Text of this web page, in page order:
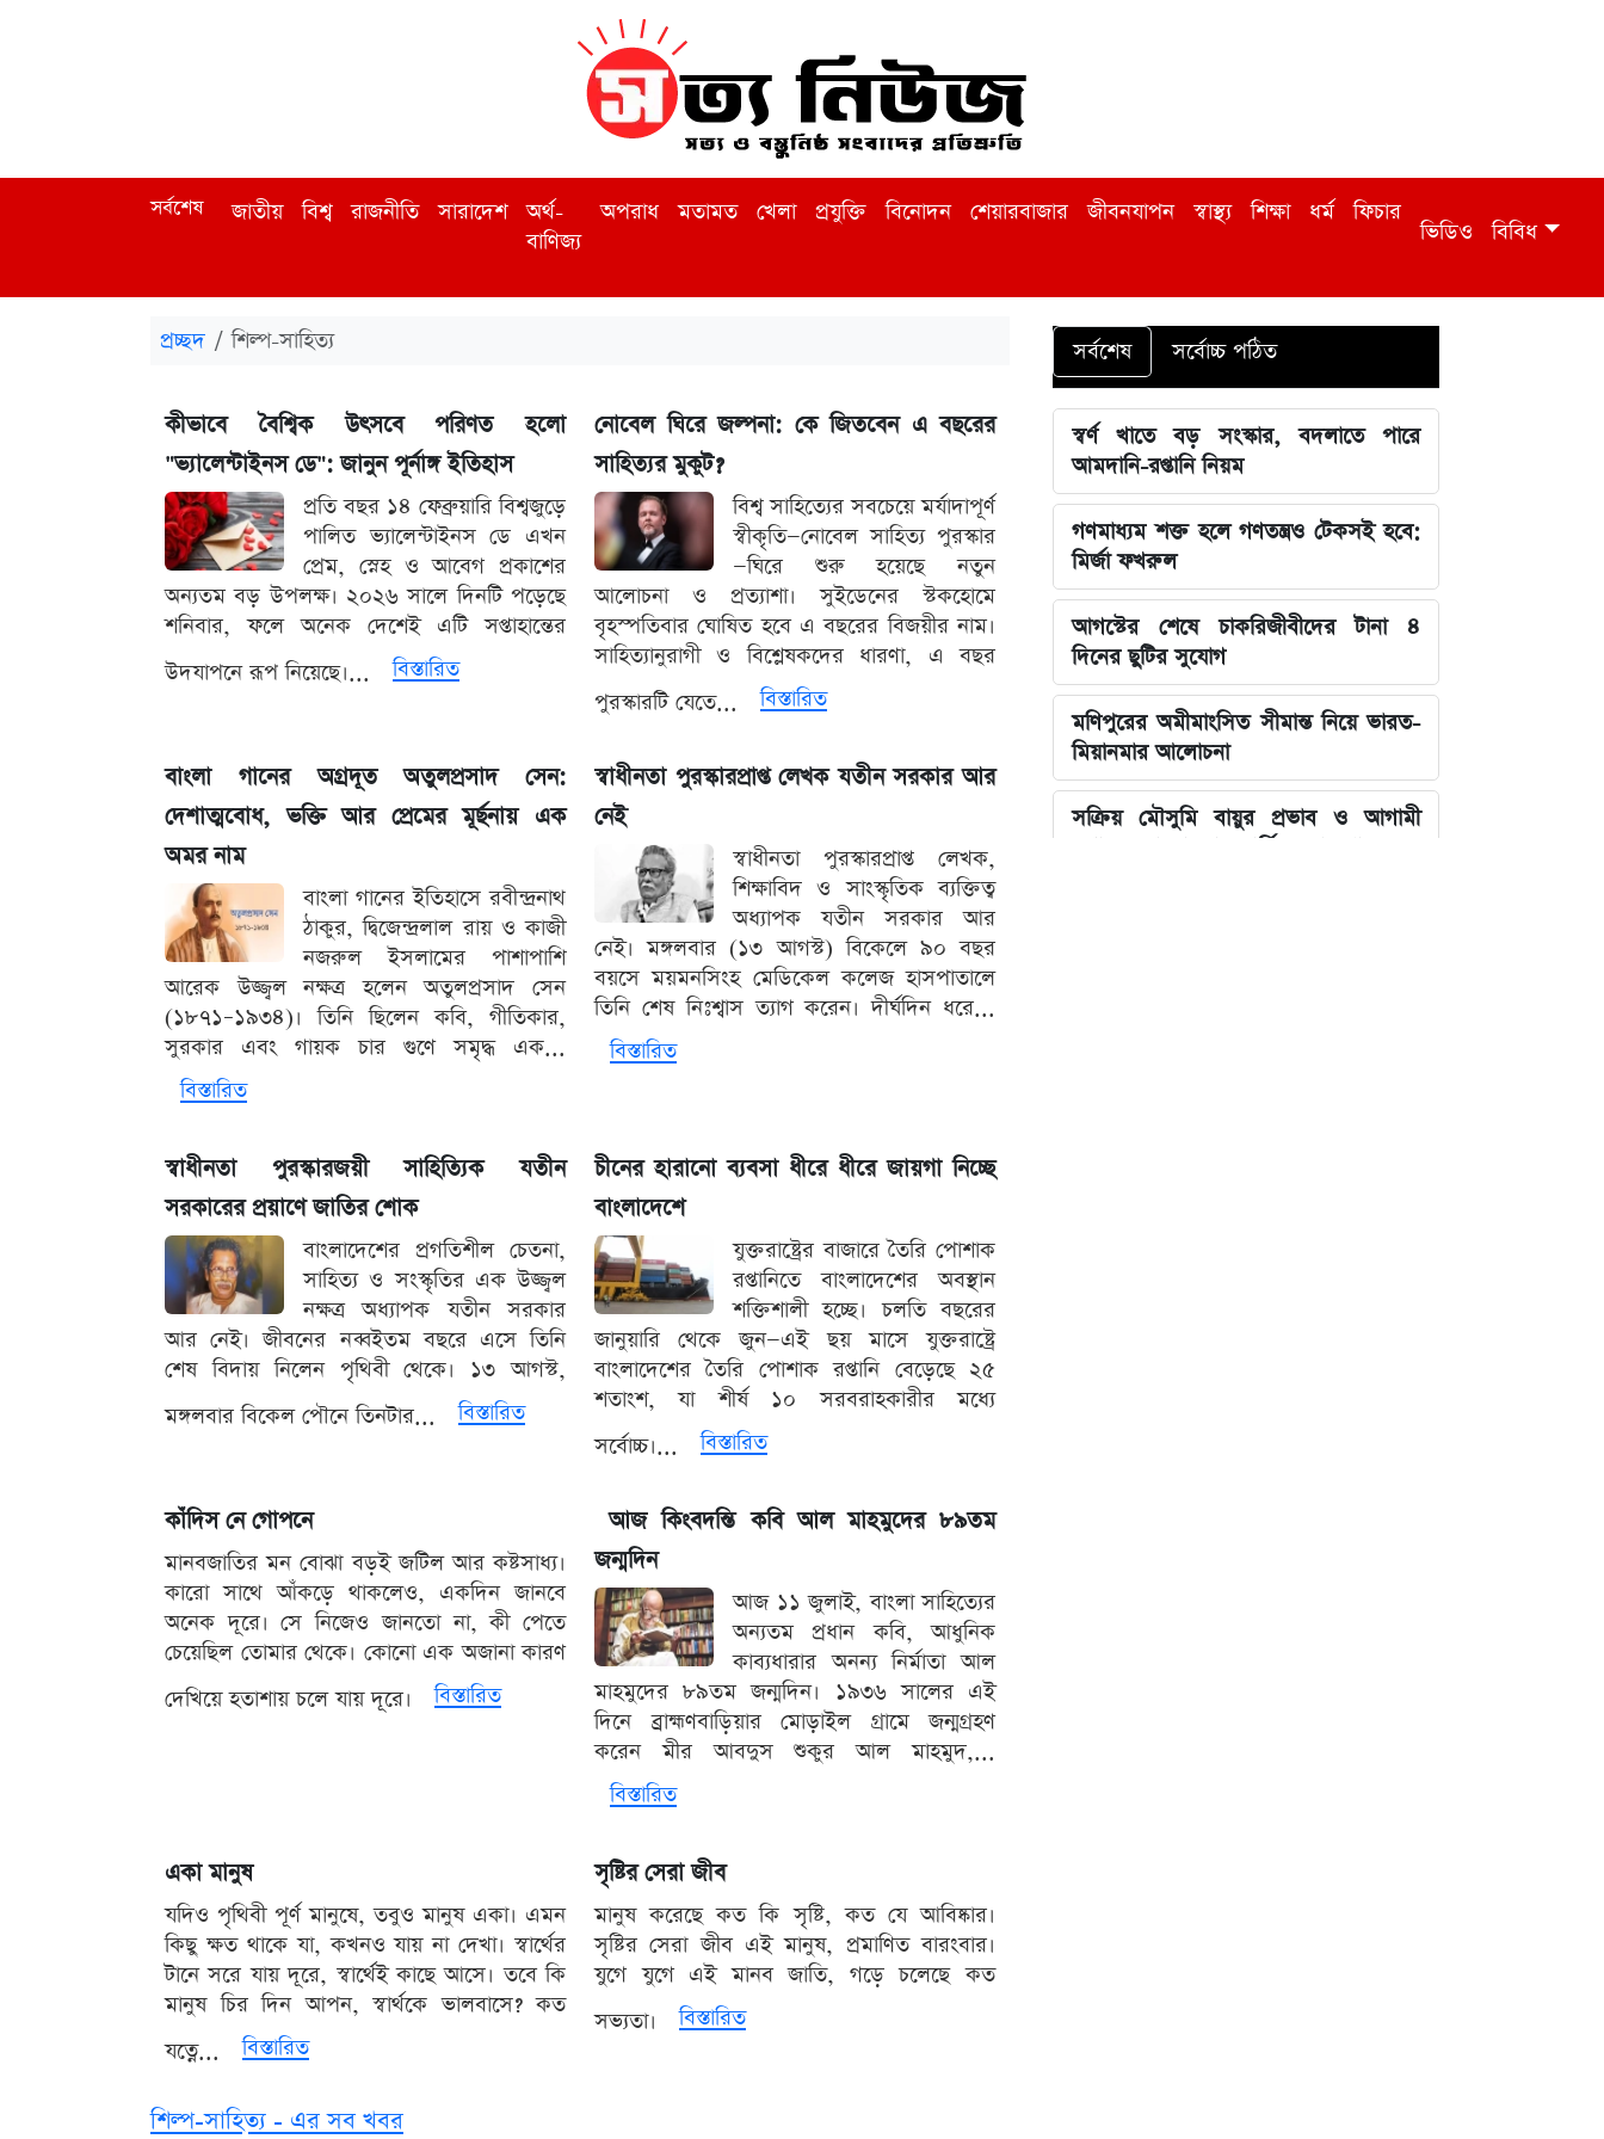
সর্বশেষ জাতীয় বিশ্ব রাজনীতি সারাদেশ
অর্থ-
বাণিজ্য
অপরাধ মতামত খেলা প্রযুক্তি বিনোদন শেয়ারবাজার জীবনযাপন স্বাস্থ্য শিক্ষা ধর্ম ফিচার
ভিডিও বিবিধ
প্রচ্ছদ শিল্প-সাহিত্য
কীভাবে বৈশ্বিক উৎসবে পরিণত হলো
"ভ্যালেন্টাইনস ডে": জানুন পূর্নাঙ্গ ইতিহাস
প্রতি বছর ১৪ ফেব্রুয়ারি বিশ্বজুড়ে
পালিত ভ্যালেন্টাইনস ডে এখন
প্রেম, স্নেহ ও আবেগ প্রকাশের
অন্যতম বড় উপলক্ষ। ২০২৬ সালে দিনটি পড়েছে
শনিবার, ফলে অনেক দেশেই এটি সপ্তাহান্তের
উদযাপনে রূপ নিয়েছে।...
বিস্তারিত
নোবেল ঘিরে জল্পনা: কে জিতবেন এ বছরের
সাহিত্যর মুকুট?
বিশ্ব সাহিত্যের সবচেয়ে মর্যাদাপূর্ণ
স্বীকৃতি—নোবেল সাহিত্য পুরস্কার
—ঘিরে শুরু হয়েছে নতুন
আলোচনা ও প্রত্যাশা। সুইডেনের স্টকহোমে
বৃহস্পতিবার ঘোষিত হবে এ বছরের বিজয়ীর নাম।
সাহিত্যানুরাগী ও বিশ্লেষকদের ধারণা, এ বছর
পুরস্কারটি যেতে...
বিস্তারিত
বাংলা গানের অগ্রদূত অতুলপ্রসাদ সেন:
দেশাত্মবোধ, ভক্তি আর প্রেমের মূর্ছনায় এক
অমর নাম
বাংলা গানের ইতিহাসে রবীন্দ্রনাথ
ঠাকুর, দ্বিজেন্দ্রলাল রায় ও কাজী
নজরুল ইসলামের পাশাপাশি
আরেক উজ্জ্বল নক্ষত্র হলেন অতুলপ্রসাদ সেন
(১৮৭১–১৯৩৪)। তিনি ছিলেন কবি, গীতিকার,
সুরকার এবং গায়ক চার গুণে সমৃদ্ধ এক...
বিস্তারিত
স্বাধীনতা পুরস্কারপ্রাপ্ত লেখক যতীন সরকার আর
নেই
স্বাধীনতা পুরস্কারপ্রাপ্ত লেখক,
শিক্ষাবিদ ও সাংস্কৃতিক ব্যক্তিত্ব
অধ্যাপক যতীন সরকার আর
নেই। মঙ্গলবার (১৩ আগস্ট) বিকেলে ৯০ বছর
বয়সে ময়মনসিংহ মেডিকেল কলেজ হাসপাতালে
তিনি শেষ নিঃশ্বাস ত্যাগ করেন। দীর্ঘদিন ধরে...
বিস্তারিত
স্বাধীনতা পুরস্কারজয়ী সাহিত্যিক যতীন
সরকারের প্রয়াণে জাতির শোক
বাংলাদেশের প্রগতিশীল চেতনা,
সাহিত্য ও সংস্কৃতির এক উজ্জ্বল
নক্ষত্র অধ্যাপক যতীন সরকার
আর নেই। জীবনের নব্বইতম বছরে এসে তিনি
শেষ বিদায় নিলেন পৃথিবী থেকে। ১৩ আগস্ট,
মঙ্গলবার বিকেল পৌনে তিনটার...
বিস্তারিত
চীনের হারানো ব্যবসা ধীরে ধীরে জায়গা নিচ্ছে
বাংলাদেশে
যুক্তরাষ্ট্রের বাজারে তৈরি পোশাক
রপ্তানিতে বাংলাদেশের অবস্থান
শক্তিশালী হচ্ছে। চলতি বছরের
জানুয়ারি থেকে জুন—এই ছয় মাসে যুক্তরাষ্ট্রে
বাংলাদেশের তৈরি পোশাক রপ্তানি বেড়েছে ২৫
শতাংশ, যা শীর্ষ ১০ সরবরাহকারীর মধ্যে
সর্বোচ্চ।...
বিস্তারিত
কাঁদিস নে গোপনে
মানবজাতির মন বোঝা বড়ই জটিল আর কষ্টসাধ্য।
কারো সাথে আঁকড়ে থাকলেও, একদিন জানবে
অনেক দূরে। সে নিজেও জানতো না, কী পেতে
চেয়েছিল তোমার থেকে। কোনো এক অজানা কারণ
দেখিয়ে হতাশায় চলে যায় দূরে।
বিস্তারিত
আজ কিংবদন্তি কবি আল মাহমুদের ৮৯তম
জন্মদিন
আজ ১১ জুলাই, বাংলা সাহিত্যের
অন্যতম প্রধান কবি, আধুনিক
কাব্যধারার অনন্য নির্মাতা আল
মাহমুদের ৮৯তম জন্মদিন। ১৯৩৬ সালের এই
দিনে ব্রাহ্মণবাড়িয়ার মোড়াইল গ্রামে জন্মগ্রহণ
করেন মীর আবদুস শুকুর আল মাহমুদ,...
বিস্তারিত
একা মানুষ
যদিও পৃথিবী পূর্ণ মানুষে, তবুও মানুষ একা। এমন
কিছু ক্ষত থাকে যা, কখনও যায় না দেখা। স্বার্থের
টানে সরে যায় দূরে, স্বার্থেই কাছে আসে। তবে কি
মানুষ চির দিন আপন, স্বার্থকে ভালবাসে? কত
যত্নে...
বিস্তারিত
সৃষ্টির সেরা জীব
মানুষ করেছে কত কি সৃষ্টি, কত যে আবিষ্কার।
সৃষ্টির সেরা জীব এই মানুষ, প্রমাণিত বারংবার।
যুগে যুগে এই মানব জাতি, গড়ে চলেছে কত
সভ্যতা।
বিস্তারিত
শিল্প-সাহিত্য - এর সব খবর
সর্বশেষ সর্বোচ্চ পঠিত
স্বর্ণ খাতে বড় সংস্কার, বদলাতে পারে
আমদানি-রপ্তানি নিয়ম
গণমাধ্যম শক্ত হলে গণতন্ত্রও টেকসই হবে:
মির্জা ফখরুল
আগস্টের শেষে চাকরিজীবীদের টানা ৪
দিনের ছুটির সুযোগ
মণিপুরের অমীমাংসিত সীমান্ত নিয়ে ভারত-
মিয়ানমার আলোচনা
সক্রিয় মৌসুমি বায়ুর প্রভাব ও আগামী
সপ্তাহের আবহাওয়ার সার্বিক রূপরেখা